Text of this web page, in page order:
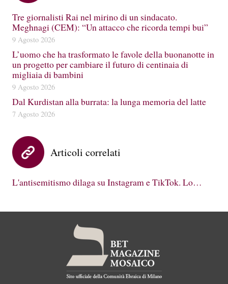
Tre giornalisti Rai nel mirino di un sindacato.
Meghnagi (CEM): “Un attacco che ricorda tempi bui”
9 Agosto 2026
L’uomo che ha trasformato le favole della buonanotte in
un progetto per cambiare il futuro di centinaia di
migliaia di bambini
9 Agosto 2026
Dal Kurdistan alla burrata: la lunga memoria del latte
7 Agosto 2026
Articoli correlati
L'antisemitismo dilaga su Instagram e TikTok. Lo…